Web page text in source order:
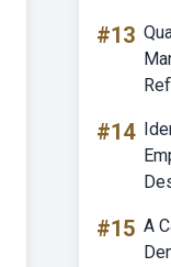
#13
#14
#15 A